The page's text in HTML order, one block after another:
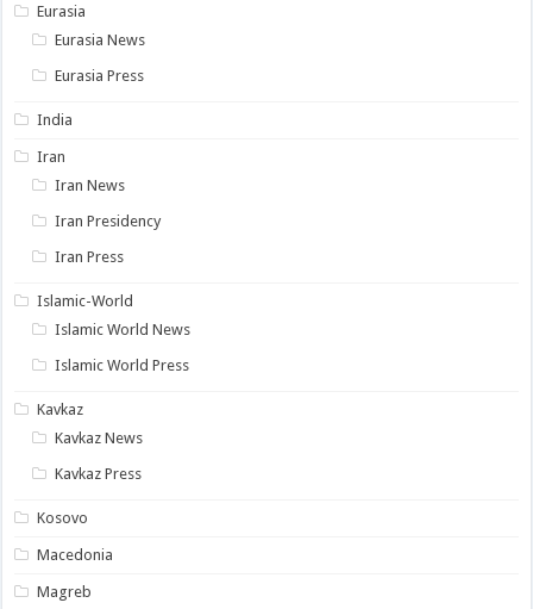
Eurasia
Eurasia News
Eurasia Press
India
Iran
Iran News
Iran Presidency
Iran Press
Islamic-World
Islamic World News
Islamic World Press
Kavkaz
Kavkaz News
Kavkaz Press
Kosovo
Macedonia
Magreb